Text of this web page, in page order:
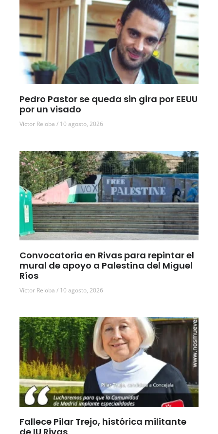
Pedro Pastor se queda sin gira por EEUU
por un visado
Víctor Reloba 10 agosto, 2026
Convocatoria en Rivas para repintar el
mural de apoyo a Palestina del Miguel
Ríos
Víctor Reloba 10 agosto, 2026
Fallece Pilar Trejo, histórica militante